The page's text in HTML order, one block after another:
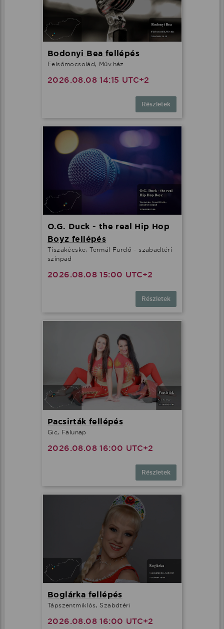
Bodonyi Bea fellépés
Felsőmocsolád, Műv.ház
2026.08.08 14:15 UTC+2
Részletek
O.G. Duck - the real Hip Hop
Boyz fellépés
Tiszakécske, Termál Fürdő - szabadtéri
színpad
2026.08.08 15:00 UTC+2
Részletek
Pacsirták fellépés
Gic, Falunap
2026.08.08 16:00 UTC+2
Részletek
Boglárka fellépés
Tápszentmiklós, Szabdtéri
2026.08.08 16:00 UTC+2